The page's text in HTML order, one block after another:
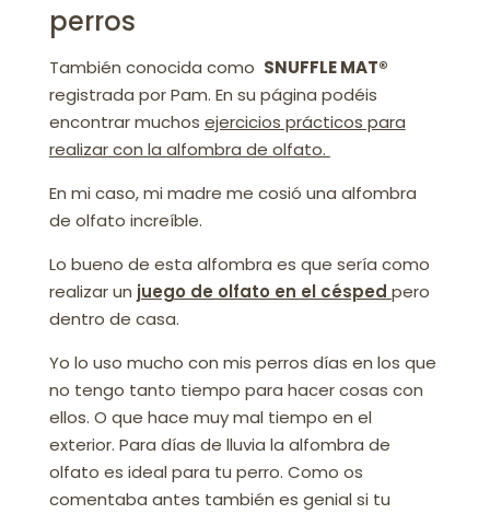
perros
También conocida como SNUFFLE MAT®
registrada por Pam. En su página podéis
encontrar muchos ejercicios prácticos para
realizar con la alfombra de olfato.
En mi caso, mi madre me cosió una alfombra
de olfato increíble.
Lo bueno de esta alfombra es que sería como
realizar un juego de olfato en el césped pero
dentro de casa.
Yo lo uso mucho con mis perros días en los que
no tengo tanto tiempo para hacer cosas con
ellos. O que hace muy mal tiempo en el
exterior. Para días de lluvia la alfombra de
olfato es ideal para tu perro. Como os
comentaba antes también es genial si tu